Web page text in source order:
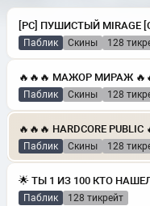
Паблик скины 128
Паблик скины 128
Паблик скины 128
Паблик 128 тикрейт